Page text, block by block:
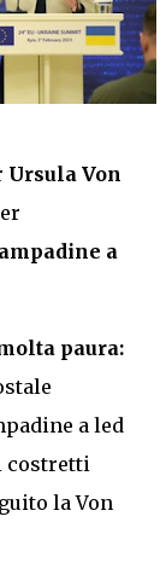
Ursula Von
a
paura:
a led
costretti
la Von